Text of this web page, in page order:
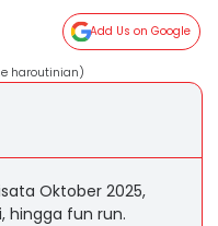
Add Us on Google
haroutinian)
Oktober 2025,
hingga fun run.